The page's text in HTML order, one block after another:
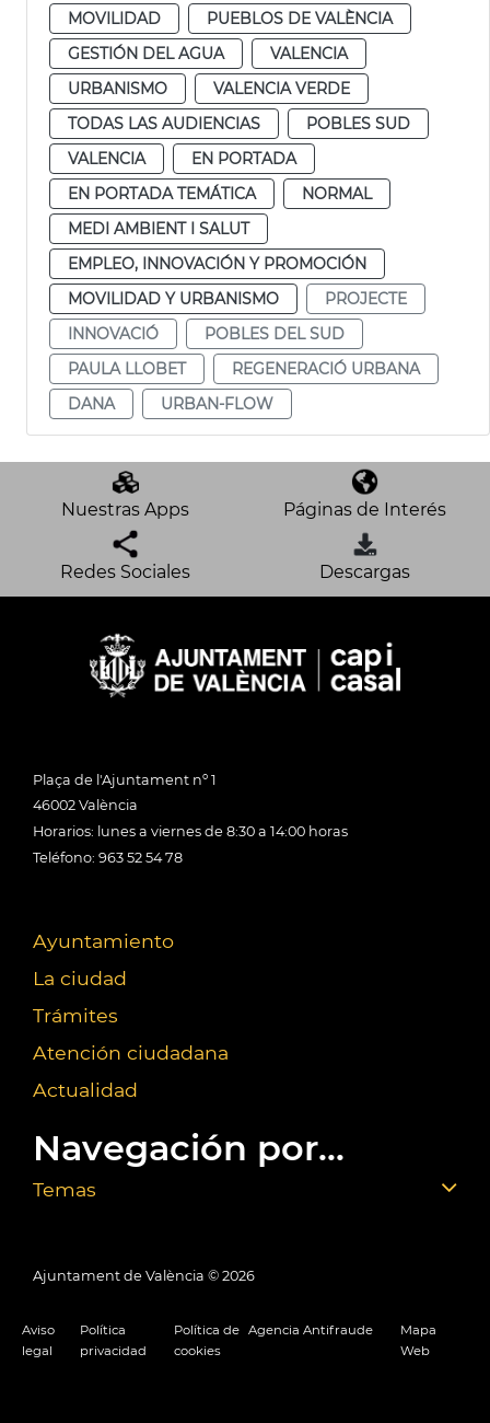
MOVILIDAD
PUEBLOS DE VALÈNCIA
GESTIÓN DEL AGUA
VALENCIA
URBANISMO
VALENCIA VERDE
TODAS LAS AUDIENCIAS
POBLES SUD
VALENCIA
EN PORTADA
EN PORTADA TEMÁTICA
NORMAL
MEDI AMBIENT I SALUT
EMPLEO, INNOVACIÓN Y PROMOCIÓN
MOVILIDAD Y URBANISMO
PROJECTE
INNOVACIÓ
POBLES DEL SUD
PAULA LLOBET
REGENERACIÓ URBANA
DANA
URBAN-FLOW
Nuestras Apps Páginas de Interés
Redes Sociales Descargas
Plaça de l'Ajuntament nº 1
46002 València
Horarios: lunes a viernes de 8:30 a 14:00 horas
Teléfono: 963 52 54 78
Ayuntamiento
La ciudad
Trámites
Atención ciudadana
Actualidad
Navegación por...
Temas
Ajuntament de València © 2026
Aviso
legal
Política
privacidad
Política de
cookies
Agencia Antifraude
Mapa
Web